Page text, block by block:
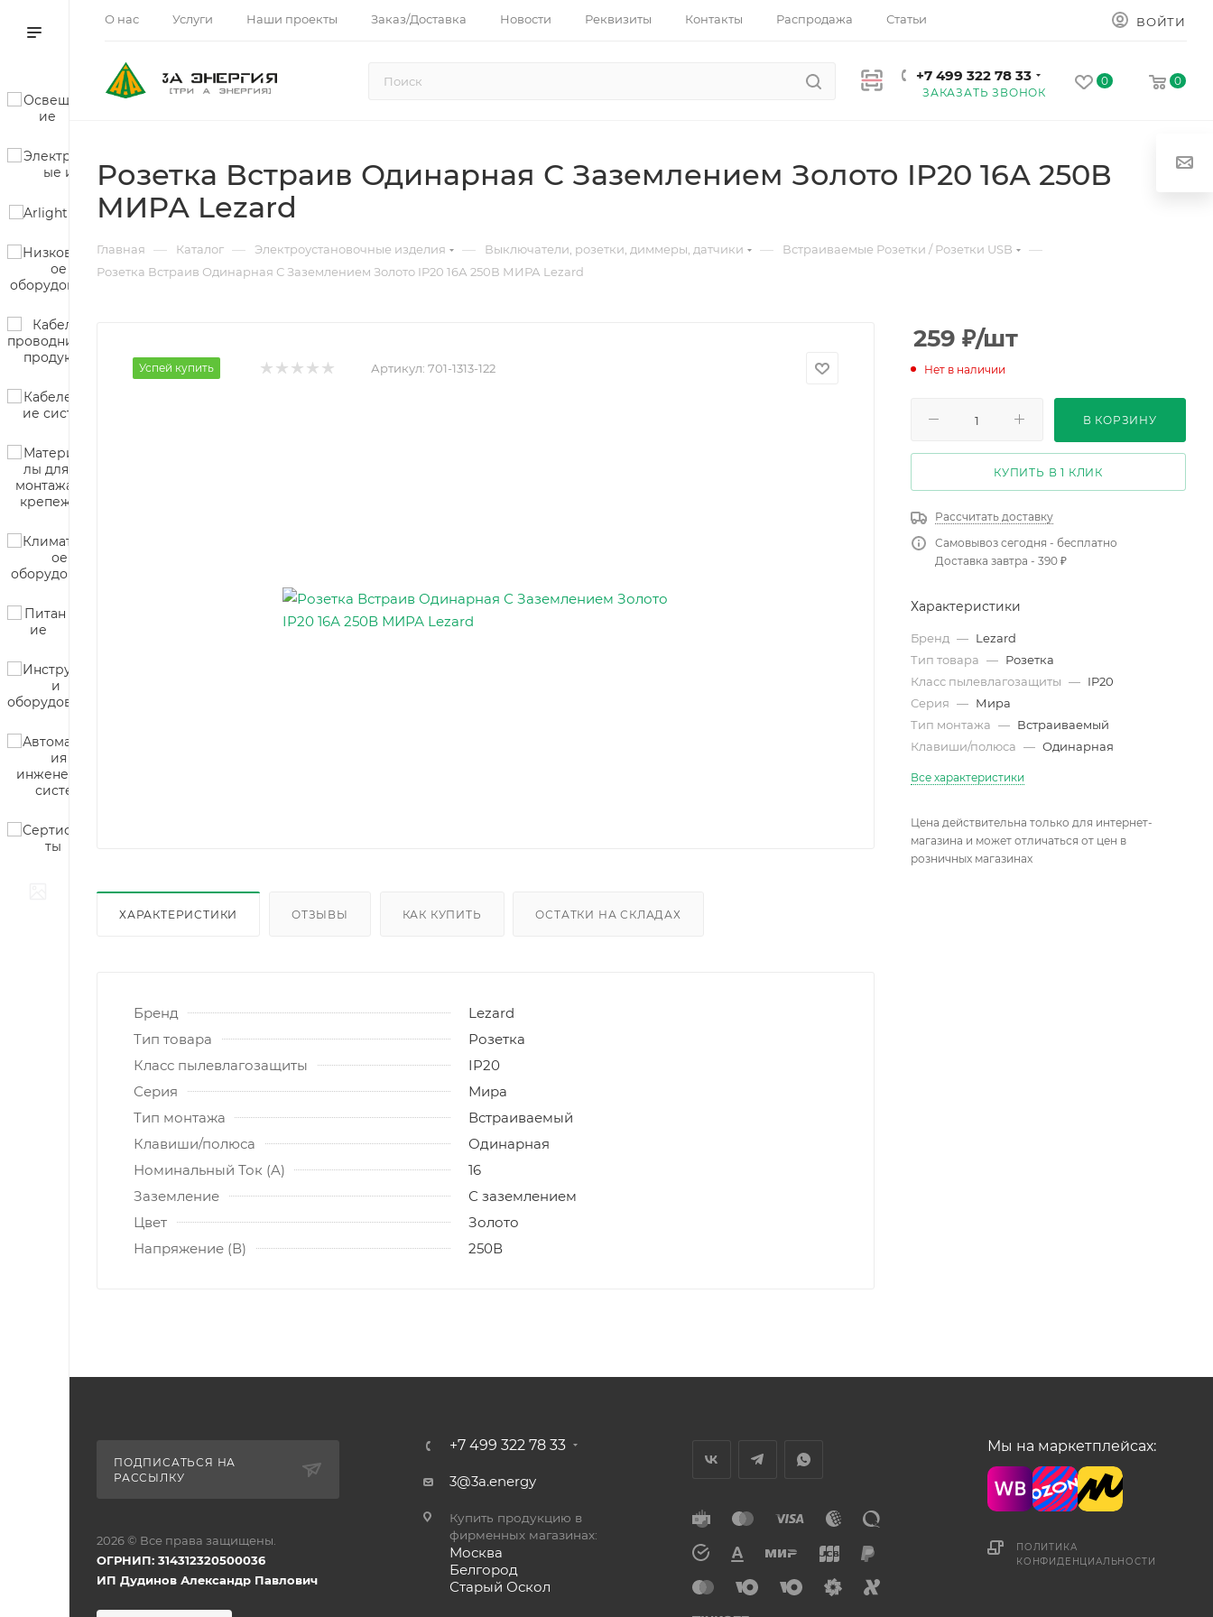
О нас Услуги Наши проекты Заказ/Доставка Новости Реквизиты Контакты Распродажа Статьи ВОЙТИ
+7 499 322 78 33
ЗАКАЗАТЬ ЗВОНОК
0 0
Розетка Встраив Одинарная С Заземлением Золото IP20 16А 250В
МИРА Lezard
Главная — Каталог — Электроустановочные изделия — Выключатели, розетки, диммеры, датчики — Встраиваемые Розетки / Розетки USB —
Розетка Встраив Одинарная С Заземлением Золото IP20 16А 250В МИРА Lezard
Успей купить Артикул: 701-1313-122
ХАРАКТЕРИСТИКИ ОТЗЫВЫ КАК КУПИТЬ ОСТАТКИ НА СКЛАДАХ
Бренд
Lezard
Тип товара
Розетка
Класс пылевлагозащиты
IP20
Серия
Мира
Тип монтажа
Встраиваемый
Клавиши/полюса
Одинарная
Номинальный Ток (A)
16
Заземление
С заземлением
Цвет
Золото
Напряжение (В)
250В
259 ₽/шт
Нет в наличии
В КОРЗИНУ
КУПИТЬ В 1 КЛИК
Рассчитать доставку
Самовывоз сегодня - бесплатно
Доставка завтра - 390 ₽
Характеристики
Бренд — Lezard
Тип товара — Розетка
Класс пылевлагозащиты — IP20
Серия — Мира
Тип монтажа — Встраиваемый
Клавиши/полюса — Одинарная
Все характеристики
Цена действительна только для интернет-
магазина и может отличаться от цен в
розничных магазинах
ПОДПИСАТЬСЯ НА
РАССЫЛКУ
2026 © Все права защищены.
ОГРНИП: 314312320500036
ИП Дудинов Александр Павлович
+7 499 322 78 33
3@3a.energy
Купить продукцию в
фирменных магазинах:
Москва
Белгород
Старый Оскол
Мы на маркетплейсах:
ПОЛИТИКА
КОНФИДЕНЦИАЛЬНОСТИ